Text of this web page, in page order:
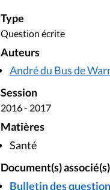
Type
Question écrite
Auteurs
André du Bus de
Session
2016 - 2017
Matières
Santé
Document(s) associé(s)
Bulletin des